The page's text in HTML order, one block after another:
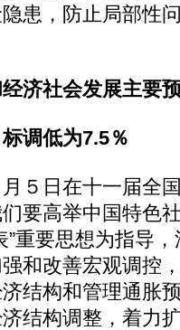
患，防止局部性
济社会发展主要
调低为7.5％
日在十一届全
要高举中国特色
”重要思想为指导
和改善宏观调控
结构和管理通胀
结构调整，着力